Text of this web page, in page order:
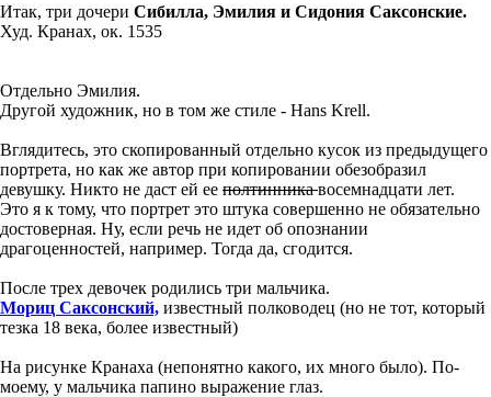
Итак, три дочери Сибилла, Эмилия и Сидония Саксонские.
Худ. Кранах, ок. 1535
Отдельно Эмилия.
Другой художник, но в том же стиле - Hans Krell.
Вглядитесь, это скопированный отдельно кусок из предыдущего
портрета, но как же автор при копировании обезобразил
девушку. Никто не даст ей ее полтинникавосемнадцати лет.
Это я к тому, что портрет это штука совершенно не обязательно
достоверная. Ну, если речь не идет об опознании
драгоценностей, например. Тогда да, сгодится.
После трех девочек родились три мальчика.
Мориц Саксонский, известный полководец (но не тот, который
тезка 18 века, более известный)
На рисунке Кранаха (непонятно какого, их много было). По-
моему, у мальчика папино выражение глаз.